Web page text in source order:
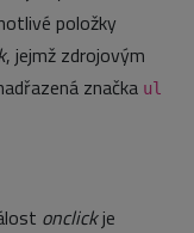
položky
, jejmž zdrojovým
značka ul
onclickje